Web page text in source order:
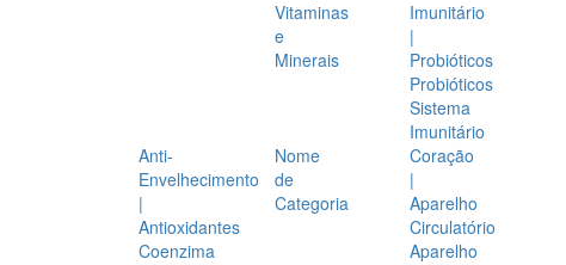
Vitaminas
e
Minerais
Imunitário
|
Probióticos
Probióticos
Sistema
Imunitário
Anti-
Envelhecimento
|
Antioxidantes
Coenzima
Nome
de
Categoria
Coração
|
Aparelho
Circulatório
Aparelho